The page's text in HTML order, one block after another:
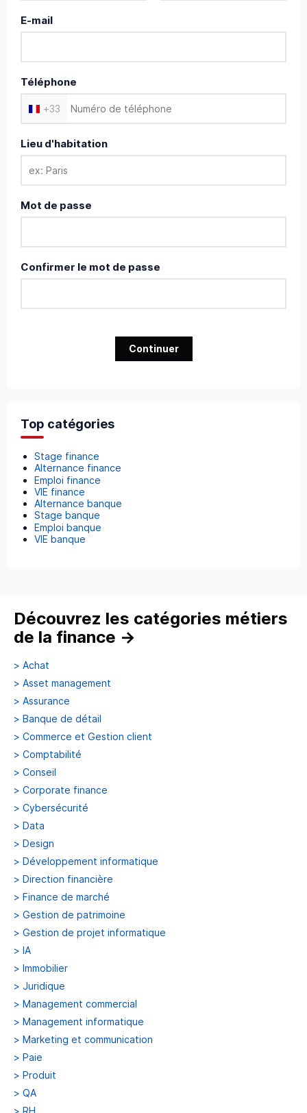
E-mail
Téléphone
+33
Lieu d'habitation
Mot de passe
Confirmer le mot de passe
Continuer
Top catégories
Stage finance
Alternance finance
Emploi finance
VIE finance
Alternance banque
Stage banque
Emploi banque
VIE banque
Découvrez les catégories métiers
de la finance →
> Achat
> Asset management
> Assurance
> Banque de détail
> Commerce et Gestion client
> Comptabilité
> Conseil
> Corporate finance
> Cybersécurité
> Data
> Design
> Développement informatique
> Direction financière
> Finance de marché
> Gestion de patrimoine
> Gestion de projet informatique
> IA
> Immobilier
> Juridique
> Management commercial
> Management informatique
> Marketing et communication
> Paie
> Produit
> QA
> RH